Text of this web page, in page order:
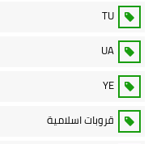
TU
UA
YE
قروبات اسلامية